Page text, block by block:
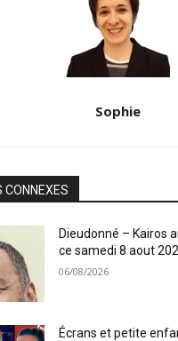
Sophie
CONNEXES
Dieudonné – Kairos
ce samedi 8 aout
06/08/2026
Écrans et petite